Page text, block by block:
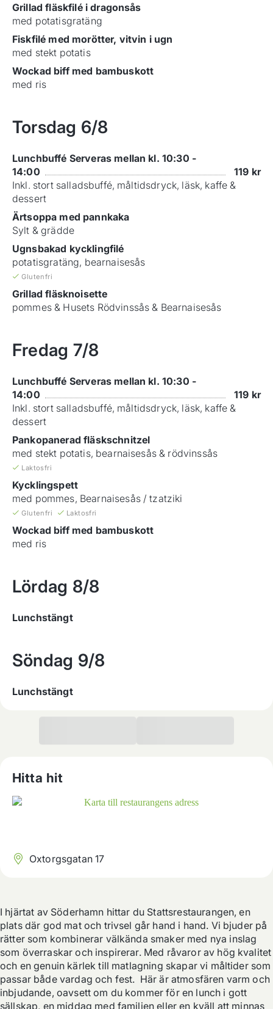
Grillad fläskfilé i dragonsås
med potatisgratäng
Fiskfilé med morötter, vitvin i ugn
med stekt potatis
Wockad biff med bambuskott
med ris
Torsdag 6/8
Lunchbuffé Serveras mellan kl. 10:30 -
14:00
119 kr
Inkl. stort salladsbuffé, måltidsdryck, läsk, kaffe &
dessert
Ärtsoppa med pannkaka
Sylt & grädde
Ugnsbakad kycklingfilé
potatisgratäng, bearnaisesås
Glutenfri
Grillad fläsknoisette
pommes & Husets Rödvinssås & Bearnaisesås
Fredag 7/8
Lunchbuffé Serveras mellan kl. 10:30 -
14:00
119 kr
Inkl. stort salladsbuffé, måltidsdryck, läsk, kaffe &
dessert
Pankopanerad fläskschnitzel
med stekt potatis, bearnaisesås & rödvinssås
Laktosfri
Kycklingspett
med pommes, Bearnaisesås / tzatziki
Glutenfri Laktosfri
Wockad biff med bambuskott
med ris
Lördag 8/8
Lunchstängt
Söndag 9/8
Lunchstängt
Hitta hit
Oxtorgsgatan 17
I hjärtat av Söderhamn hittar du Stattsrestaurangen, en
plats där god mat och trivsel går hand i hand. Vi bjuder på
rätter som kombinerar välkända smaker med nya inslag
som överraskar och inspirerar. Med råvaror av hög kvalitet
och en genuin kärlek till matlagning skapar vi måltider som
passar både vardag och fest.  Här är atmosfären varm och
inbjudande, oavsett om du kommer för en lunch i gott
sällskap, en middag med familjen eller en kväll att minnas